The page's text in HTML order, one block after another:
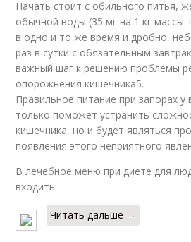
Начать стоит с обильного питья,
обычной воды (35 мг на 1 кг массы
в одно и то же время и дробно,
раз в сутки с обязательным
важный шаг к решению проблемы
опорожнения кишечника5.
Правильное питание при запорах у
только поможет устранить
кишечника, но и будет являться
появления этого неприятного
В лечебное меню при диете для
входить:
Читать дальше →